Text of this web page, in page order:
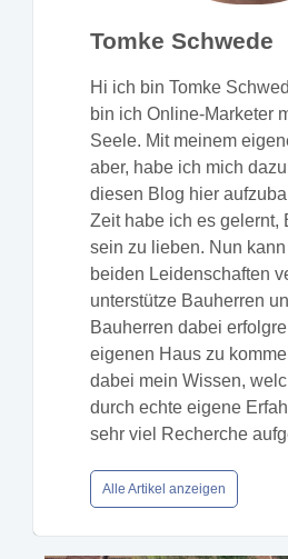
Tomke Schwede
Hi ich bin Tomke
bin ich Online-Marketer
Seele. Mit meinem
aber, habe ich mich
diesen Blog hier
Zeit habe ich es gelernt,
sein zu lieben. Nun
beiden Leidenschaften
unterstütze Bauherren
Bauherren dabei
eigenen Haus zu
dabei mein Wissen,
durch echte eigene
sehr viel Recherche
Alle Artikel anzeigen